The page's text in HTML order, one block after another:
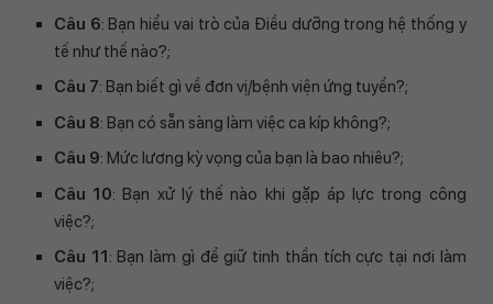
Câu 6: Bạn hiểu vai trò của Điều dưỡng trong hệ thống y
tế như thế nào?;
Câu 7: Bạn biết gì về đơn vị/bệnh viện ứng tuyển?;
Câu 8: Bạn có sẵn sàng làm việc ca kíp không?;
Câu 9: Mức lương kỳ vọng của bạn là bao nhiêu?;
Câu 10: Bạn xử lý thế nào khi gặp áp lực trong công
việc?;
Câu 11: Bạn làm gì để giữ tinh thần tích cực tại nơi làm
việc?;